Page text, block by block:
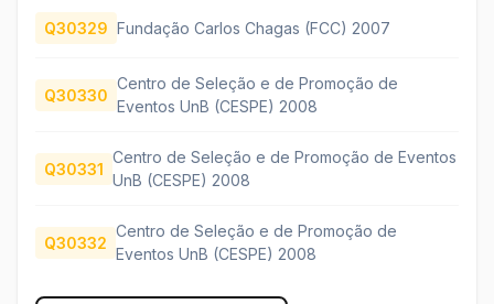
Q30329 Fundação Carlos Chagas (FCC) 2007
Q30330
Centro de Seleção e de Promoção de
Eventos UnB (CESPE) 2008
Q30331
Centro de Seleção e de Promoção de Eventos
UnB (CESPE) 2008
Q30332
Centro de Seleção e de Promoção de
Eventos UnB (CESPE) 2008